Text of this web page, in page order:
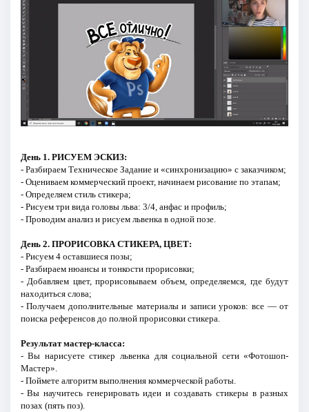
День 1. РИСУЕМ ЭСКИЗ:
- Разбираем Техническое Задание и «синхронизацию» с заказчиком;
- Оцениваем коммерческий проект, начинаем рисование по этапам;
- Определяем стиль стикера;
- Рисуем три вида головы льва: 3/4, анфас и профиль;
- Проводим анализ и рисуем львенка в одной позе.
День 2. ПРОРИСОВКА СТИКЕРА, ЦВЕТ:
- Рисуем 4 оставшиеся позы;
- Разбираем нюансы и тонкости прорисовки;
- Добавляем цвет, прорисовываем объем, определяемся, где будут
находиться слова;
- Получаем дополнительные материалы и записи уроков: все — от
поиска референсов до полной прорисовки стикера.
Результат мастер-класса:
- Вы нарисуете стикер львенка для социальной сети «Фотошоп-
Мастер».
- Поймете алгоритм выполнения коммерческой работы.
- Вы научитесь генерировать идеи и создавать стикеры в разных
позах (пять поз).